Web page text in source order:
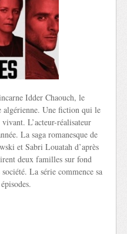
Idder Chaouch, le
algérienne. Une fiction qui le
L’acteur-réalisateur
La saga romanesque de
et Sabri Louatah d’après
deux familles sur fond
La série commence sa